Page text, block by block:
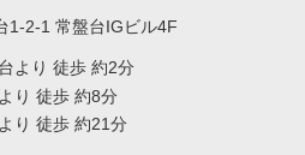
1-2-1 常盤台IGビル4F
より 徒歩 約2分
り 徒歩 約8分
り 徒歩 約21分